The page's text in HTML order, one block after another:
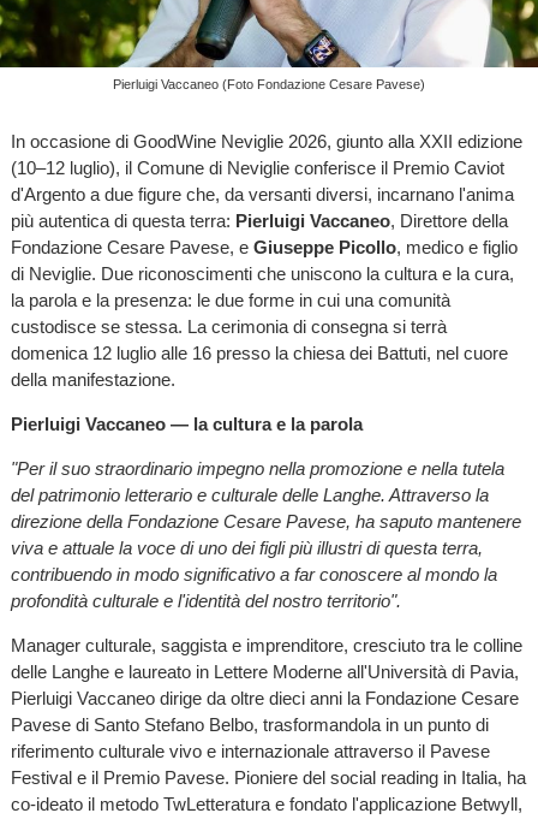
Pierluigi Vaccaneo (Foto Fondazione Cesare Pavese)
In occasione di GoodWine Neviglie 2026, giunto alla XXII edizione
(10–12 luglio), il Comune di Neviglie conferisce il Premio Caviot
d'Argento a due figure che, da versanti diversi, incarnano l'anima
più autentica di questa terra: Pierluigi Vaccaneo, Direttore della
Fondazione Cesare Pavese, eGiuseppe Picollo, medico e figlio
di Neviglie. Due riconoscimenti che uniscono la cultura e la cura,
la parola e la presenza: le due forme in cui una comunità
custodisce se stessa. La cerimonia di consegna si terrà
domenica 12 luglio alle 16 presso la chiesa dei Battuti, nel cuore
della manifestazione.
Pierluigi Vaccaneo — la cultura e la parola
"Per il suo straordinario impegno nella promozione e nella tutela
del patrimonio letterario e culturale delle Langhe. Attraverso la
direzione della Fondazione Cesare Pavese, ha saputo mantenere
viva e attuale la voce di uno dei figli più illustri di questa terra,
contribuendo in modo significativo a far conoscere al mondo la
profondità culturale e l'identità del nostro territorio".
Manager culturale, saggista e imprenditore, cresciuto tra le colline
delle Langhe e laureato in Lettere Moderne all'Università di Pavia,
Pierluigi Vaccaneo dirige da oltre dieci anni la Fondazione Cesare
Pavese di Santo Stefano Belbo, trasformandola in un punto di
riferimento culturale vivo e internazionale attraverso il Pavese
Festival e il Premio Pavese. Pioniere del social reading in Italia, ha
co-ideato il metodo TwLetteratura e fondato l'applicazione Betwyll,